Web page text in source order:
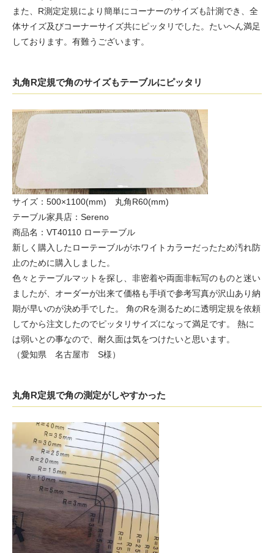
また、R測定定規により簡単にコーナーのサイズも計測でき、全
体サイズ及びコーナーサイズ共にピッタリでした。たいへん満足
しております。有難うございます。
丸角R定規で角のサイズもテーブルにピッタリ
サイズ：500×1100(mm) 丸角R60(mm)
テーブル家具店：Sereno
商品名：VT40110 ローテーブル
新しく購入したローテーブルがホワイトカラーだったため汚れ防
止のために購入しました。
色々とテーブルマットを探し、非密着や両面非転写のものと迷い
ましたが、オーダーが出来て価格も手頃で参考写真が沢山あり納
期が早いのが決め手でした。 角のRを測るために透明定規を依頼
してから注文したのでピッタリサイズになって満足です。 熱に
は弱いとの事なので、耐久面は気をつけたいと思います。
（愛知県 名古屋市 S様）
丸角R定規で角の測定がしやすかった